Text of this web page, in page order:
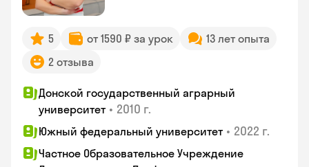
5 от 1590 ₽ за урок
13 лет опыта
2 отзыва
Донской государственный аграрный
университет • 2010 г.
Южный федеральный университет • 2022 г.
Частное Образовательное Учреждение